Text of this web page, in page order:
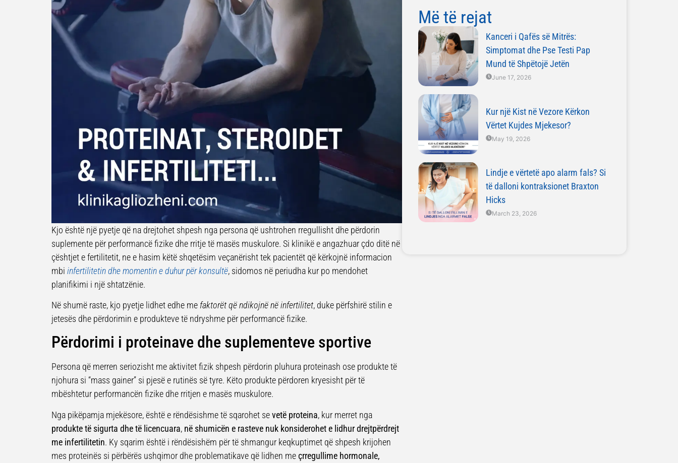
Kjo është një pyetje që na drejtohet shpesh nga persona që ushtrohen rregullisht dhe përdorin
suplemente për performancë fizike dhe rritje të masës muskulore. Si klinikë e angazhuar çdo ditë në
çështjet e fertilitetit, ne e hasim këtë shqetësim veçanërisht tek pacientët që kërkojnë informacion
mbi infertilitetin dhe momentin e duhur për konsultë, sidomos në periudha kur po mendohet
planifikimi i një shtatzënie.
Në shumë raste, kjo pyetje lidhet edhe me faktorët që ndikojnë në infertilitet, duke përfshirë stilin e
jetesës dhe përdorimin e produkteve të ndryshme për performancë fizike.
Përdorimi i proteinave dhe suplementeve sportive
Persona që merren seriozisht me aktivitet fizik shpesh përdorin pluhura proteinash ose produkte të
njohura si “mass gainer” si pjesë e rutinës së tyre. Këto produkte përdoren kryesisht për të
mbështetur performancën fizike dhe rritjen e masës muskulore.
Nga pikëpamja mjekësore, është e rëndësishme të sqarohet sevetë proteina, kur merret nga
produkte të sigurta dhe të licencuara, në shumicën e rasteve nuk konsiderohet e lidhur drejtpërdrejt
me infertilitetin. Ky sqarim është i rëndësishëm për të shmangur keqkuptimet që shpesh krijohen
mes proteinës si përbërës ushqimor dhe problematikave që lidhen meçrregullime hormonale,
Më të rejat
Kanceri i Qafës së Mitrës:
Simptomat dhe Pse Testi Pap
Mund të Shpëtojë Jetën
June 17, 2026
Kur një Kist në Vezore Kërkon
Vërtet Kujdes Mjekesor?
May 19, 2026
Lindje e vërtetë apo alarm fals? Si
të dalloni kontraksionet Braxton
Hicks
March 23, 2026